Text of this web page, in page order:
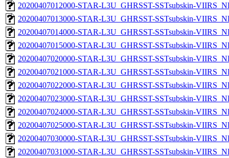
20200407012000-STAR-L3U_GHRSST-SSTsubskin-
20200407013000-STAR-L3U_GHRSST-SSTsubskin-
20200407014000-STAR-L3U_GHRSST-SSTsubskin-
20200407015000-STAR-L3U_GHRSST-SSTsubskin-
20200407020000-STAR-L3U_GHRSST-SSTsubskin-
20200407021000-STAR-L3U_GHRSST-SSTsubskin-
20200407022000-STAR-L3U_GHRSST-SSTsubskin-
20200407023000-STAR-L3U_GHRSST-SSTsubskin-
20200407024000-STAR-L3U_GHRSST-SSTsubskin-
20200407025000-STAR-L3U_GHRSST-SSTsubskin-
20200407030000-STAR-L3U_GHRSST-SSTsubskin-
20200407031000-STAR-L3U_GHRSST-SSTsubskin-